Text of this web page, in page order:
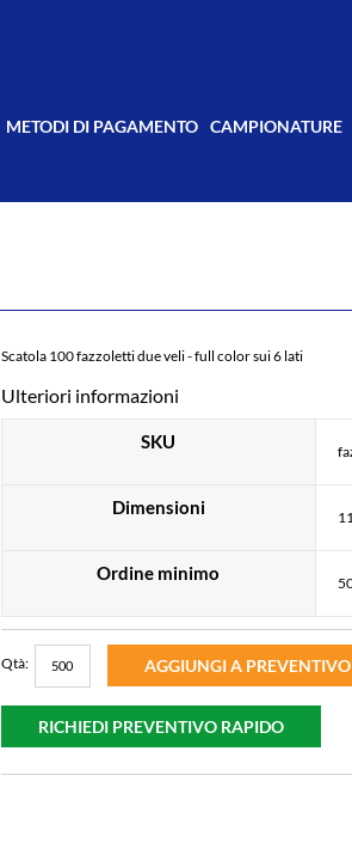
METODI DI PAGAMENTO CAMPIONATURE
Scatola 100 fazzoletti due veli - full color sui 6 lati
Ulteriori informazioni
SKU
Dimensioni
Ordine minimo
Qtà: AGGIUNGI A PREVENTIVO
RICHIEDI PREVENTIVO RAPIDO